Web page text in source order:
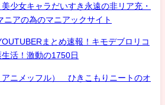
少女キャラだいすき永遠の非リア充・
アの為のマニアックサイト
まとめ速報！キモデブロリコ
活！激動の1750日
アニメッフル） ひきこもりニートのオ